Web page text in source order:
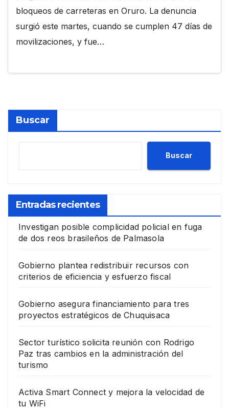
bloqueos de carreteras en Oruro. La denuncia
surgió este martes, cuando se cumplen 47 días de
movilizaciones, y fue…
Buscar
Buscar
Entradas recientes
Investigan posible complicidad policial en fuga
de dos reos brasileños de Palmasola
Gobierno plantea redistribuir recursos con
criterios de eficiencia y esfuerzo fiscal
Gobierno asegura financiamiento para tres
proyectos estratégicos de Chuquisaca
Sector turístico solicita reunión con Rodrigo
Paz tras cambios en la administración del
turismo
Activa Smart Connect y mejora la velocidad de
tu WiFi